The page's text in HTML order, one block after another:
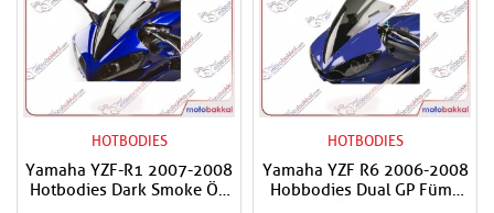
HOTBODIES
Yamaha YZF-R1 2007-2008
Hotbodies Dark Smoke Ön
HOTBODIES
Yamaha YZF R6 2006-2008
Hobbodies Dual GP Füme